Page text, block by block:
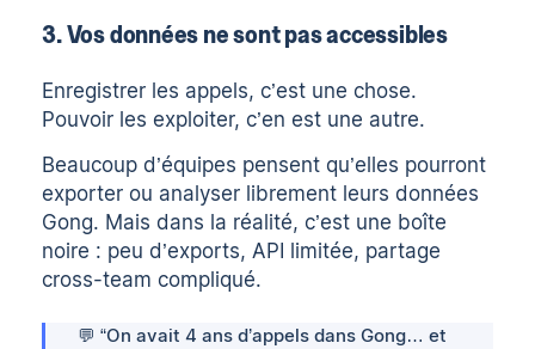
3. Vos données ne sont pas accessibles
Enregistrer les appels, c’est une chose.
Pouvoir les exploiter, c’en est une autre.
Beaucoup d’équipes pensent qu’elles pourront
exporter ou analyser librement leurs données
Gong. Mais dans la réalité, c’est une boîte
noire : peu d’exports, API limitée, partage
cross-team compliqué.
💬 “On avait 4 ans d’appels dans Gong… et